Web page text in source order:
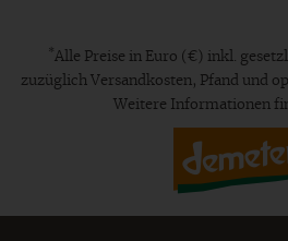
*Alle Preise in Euro (€) inkl.
zuzüglich Versandkosten, Pfand und
Weitere Informationen